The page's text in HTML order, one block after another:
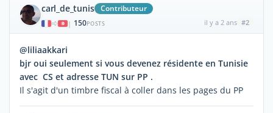
carl_de_tunis Contributeur
| 150POSTS il y a 2 ans #2
@liliaakkari
bjr oui seulement si vous devenez résidente en Tunisie
avec CS et adresse TUN sur PP .
Il s'agit d'un timbre fiscal à coller dans les pages du PP